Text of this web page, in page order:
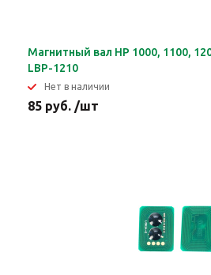
Магнитный вал HP 1000, 1100,
LBP-1210
Нет в наличии
85 руб. /шт